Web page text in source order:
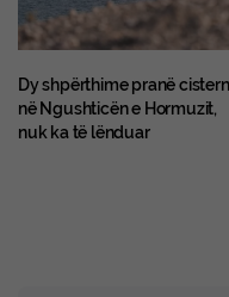
Dy shpërthime pranë
në Ngushticën e Hormuzit,
nuk ka të lënduar